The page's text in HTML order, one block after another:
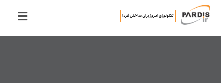
تکنولوژی امروز برای ساختن فردا